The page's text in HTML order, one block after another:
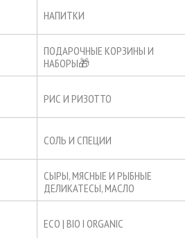
НАПИТКИ
ПОДАРОЧНЫЕ КОРЗИНЫ И
НАБОРЫ🎁
РИС И РИЗОТТО
СОЛЬ И СПЕЦИИ
СЫРЫ, МЯСНЫЕ И РЫБНЫЕ
ДЕЛИКАТЕСЫ, МАСЛО
ECO | BIO I ORGANIC